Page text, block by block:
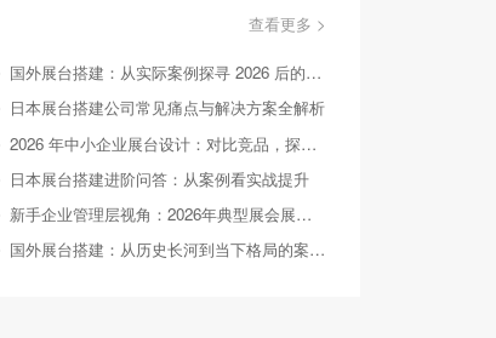
查看更多 >
国外展台搭建：从实际案例探寻 2026 后的趋势方向
日本展台搭建公司常见痛点与解决方案全解析
2026 年中小企业展台设计：对比竞品，探寻高性价比之路
日本展台搭建进阶问答：从案例看实战提升
新手企业管理层视角：2026年典型展会展台搭建案例深度剖析
国外展台搭建：从历史长河到当下格局的案例剖析